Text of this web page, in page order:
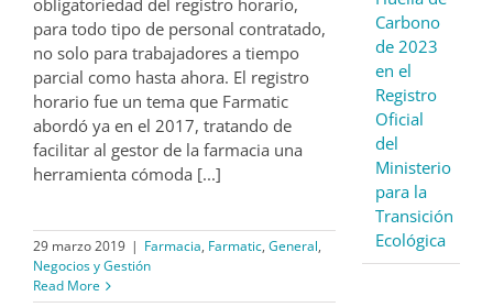
obligatoriedad del registro horario,
para todo tipo de personal contratado,
no solo para trabajadores a tiempo
parcial como hasta ahora. El registro
horario fue un tema que Farmatic
abordó ya en el 2017, tratando de
facilitar al gestor de la farmacia una
herramienta cómoda [...]
29 marzo 2019 | Farmacia, Farmatic, General,
Negocios y Gestión
Read More
Carbono
de 2023
en el
Registro
Oficial
del
Ministerio
para la
Transición
Ecológica